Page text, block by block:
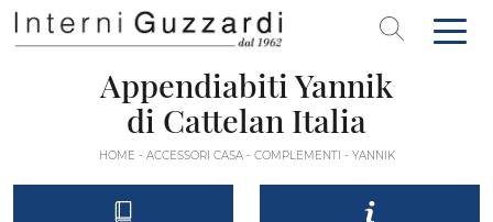
Appendiabiti Yannik
di Cattelan Italia
HOME - ACCESSORI CASA- COMPLEMENTI - YANNIK